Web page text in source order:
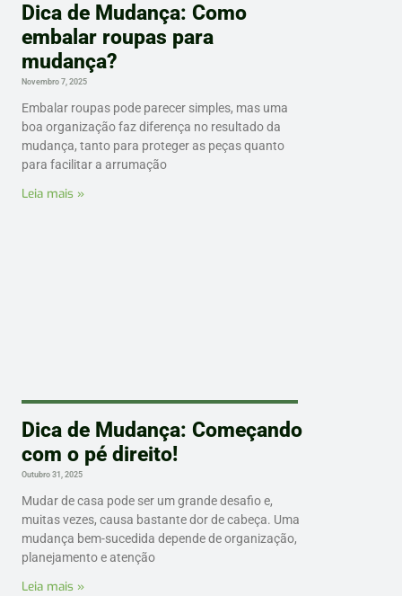
Dica de Mudança: Como
embalar roupas para
mudança?
Novembro 7, 2025
Embalar roupas pode parecer simples, mas uma
boa organização faz diferença no resultado da
mudança, tanto para proteger as peças quanto
para facilitar a arrumação
Leia mais »
Dica de Mudança: Começando
com o pé direito!
Outubro 31, 2025
Mudar de casa pode ser um grande desafio e,
muitas vezes, causa bastante dor de cabeça. Uma
mudança bem-sucedida depende de organização,
planejamento e atenção
Leia mais »